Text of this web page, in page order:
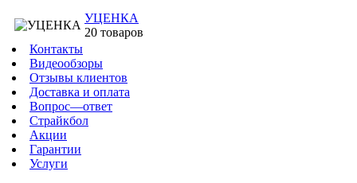
УЦЕНКА
20 товаров
Контакты
Видеообзоры
Отзывы клиентов
Доставка и оплата
Вопрос—ответ
Страйкбол
Акции
Гарантии
Услуги